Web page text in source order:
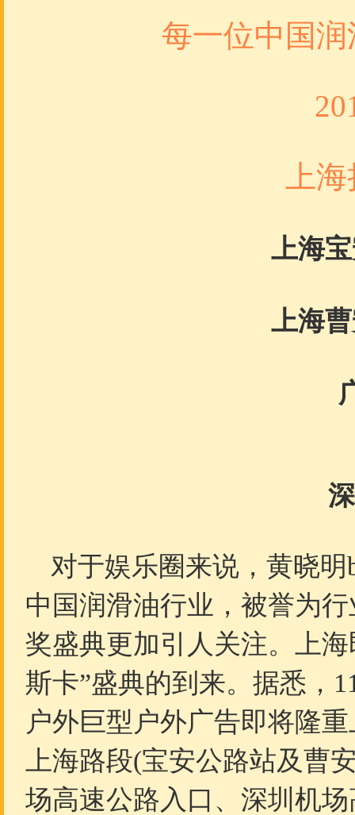
每一位中国润
上海
上海
上海
对于娱乐圈来说，黄晓
中国润滑油行业，被誉为行
奖盛典更加引人关注。上
斯卡”盛典的到来。据悉，
户外巨型户外广告即将隆
上海路段(宝安公路站及曹
场高速公路入口、深圳机